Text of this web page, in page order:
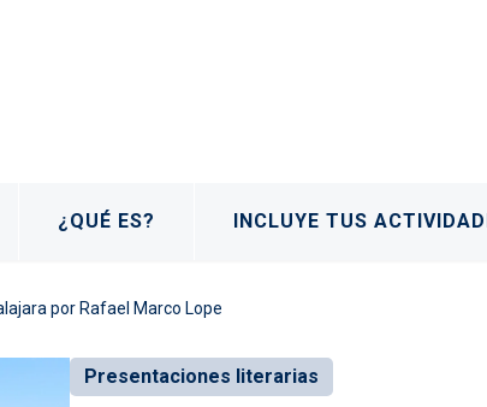
¿QUÉ ES? INCLUYE TUS
por Rafael Marco Lope
Presentaciones literarias